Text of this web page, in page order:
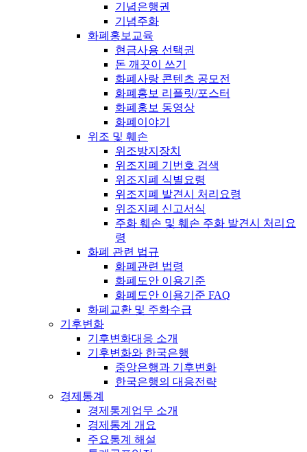
기념은행권
기념주화
화폐홍보교육
현금사용 선택권
돈 깨끗이 쓰기
화폐사랑 콘텐츠 공모전
화폐홍보 리플릿/포스터
화폐홍보 동영상
화폐이야기
위조 및 훼손
위조방지장치
위조지폐 기번호 검색
위조지폐 식별요령
위조지폐 발견시 처리요령
위조지폐 신고서식
주화 훼손 및 훼손 주화 발견시 처리요
령
화폐 관련 법규
화폐관련 법령
화폐도안 이용기준
화폐도안 이용기준 FAQ
화폐교환 및 주화수급
기후변화
기후변화대응 소개
기후변화와 한국은행
중앙은행과 기후변화
한국은행의 대응전략
경제통계
경제통계업무 소개
경제통계 개요
주요통계 해설